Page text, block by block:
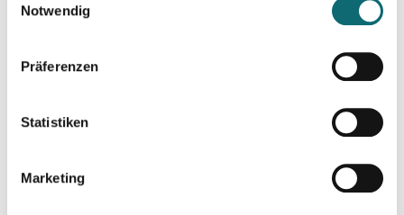
Notwendig
Präferenzen
Statistiken
Marketing
Ihr Social Media-Auftritt mit Canva: Designs, die begeistern
Bewegtbild und Video mit KI
21.05.2025